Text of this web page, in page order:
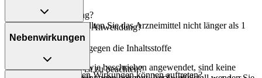
Dauer der Anwendung?
Ohne ärztlichen Rat sollten Sie das Arzneimittel nicht länger als 1
Jahr anwenden.
Überdosierung?
Wird das Arzneimittel wie beschrieben angewendet, sind keine
Was spricht gegen eine Anwendung?
- Überempfindlichkeit gegen die Inhaltsstoffe
Welche Altersgruppe ist zu beachten?
Nebenwirkungen
Welche unerwünschten Wirkungen können auftreten?